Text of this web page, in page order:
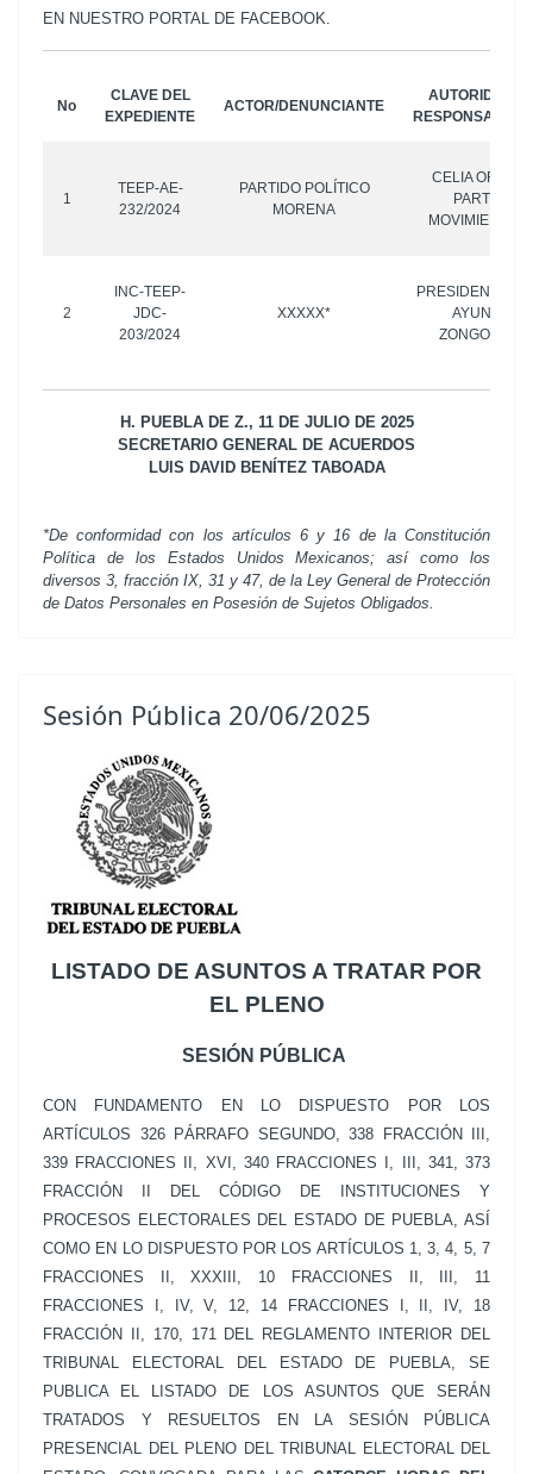
EN NUESTRO PORTAL DE FACEBOOK.
No
CLAVE DEL
EXPEDIENTE
ACTOR/DENUNCIANTE
AUTORIDAD
RESPONSABLE/
1
TEEP-AE-
232/2024
PARTIDO POLÍTICO
MORENA
CELIA
PARTIDO
MOVIMIENTO
2
INC-TEEP-
JDC-
203/2024
XXXXX*
PRESIDENTE
H. PUEBLA DE Z., 11 DE JULIO DE 2025
SECRETARIO GENERAL DE ACUERDOS
LUIS DAVID BENÍTEZ TABOADA
*De conformidad con los artículos 6 y 16 de la Constitución
Política de los Estados Unidos Mexicanos; así como los
diversos 3, fracción IX, 31 y 47, de la Ley General de Protección
de Datos Personales en Posesión de Sujetos Obligados.
Sesión Pública 20/06/2025
LISTADO DE ASUNTOS A TRATAR POR
EL PLENO
SESIÓN PÚBLICA
CON FUNDAMENTO EN LO DISPUESTO POR LOS
ARTÍCULOS 326 PÁRRAFO SEGUNDO, 338 FRACCIÓN III,
339 FRACCIONES II, XVI, 340 FRACCIONES I, III, 341, 373
FRACCIÓN II DEL CÓDIGO DE INSTITUCIONES Y
PROCESOS ELECTORALES DEL ESTADO DE PUEBLA, ASÍ
COMO EN LO DISPUESTO POR LOS ARTÍCULOS 1, 3, 4, 5, 7
FRACCIONES II, XXXIII, 10 FRACCIONES II, III, 11
FRACCIONES I, IV, V, 12, 14 FRACCIONES I, II, IV, 18
FRACCIÓN II, 170, 171 DEL REGLAMENTO INTERIOR DEL
TRIBUNAL ELECTORAL DEL ESTADO DE PUEBLA, SE
PUBLICA EL LISTADO DE LOS ASUNTOS QUE SERÁN
TRATADOS Y RESUELTOS EN LA SESIÓN PÚBLICA
PRESENCIAL DEL PLENO DEL TRIBUNAL ELECTORAL DEL